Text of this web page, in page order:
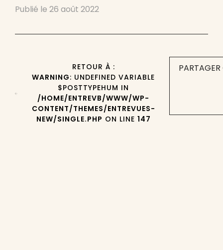
Publié le 26 août 2022
RETOUR À :
WARNING: UNDEFINED VARIABLE
$POSTTYPEHUM IN
/HOME/ENTREVB/WWW/WP-
CONTENT/THEMES/ENTREVUES-
NEW/SINGLE.PHP ON LINE 147